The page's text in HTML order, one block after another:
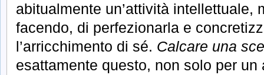
abitualmente un’attività intellettuale,
facendo, di perfezionarla e
l’arricchimento di sé. Calcare una
esattamente questo, non solo per